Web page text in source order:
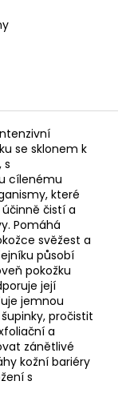
se sklonem k
s
cílenému
které
čistí a
Pomáhá
svěžest a
působí
pokožku
její
jemnou
pročistit
a
zánětlivé
kožní bariéry
s